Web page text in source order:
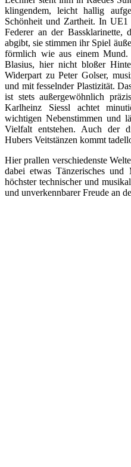
klingendem, leicht hallig
Schönheit und Zartheit. In
Federer an der Bassklarinette,
abgibt, sie stimmen ihr Spiel
förmlich wie aus einem Mund.
Blasius, hier nicht bloßer
Widerpart zu Peter Golser,
und mit fesselnder Plastizität.
ist stets außergewöhnlich
Karlheinz Siessl achtet
wichtigen Nebenstimmen und
Vielfalt entstehen. Auch der
Hubers Veitstänzen kommt
Hier prallen verschiedenste
dabei etwas Tänzerisches
höchster technischer und
und unverkennbarer Freude an